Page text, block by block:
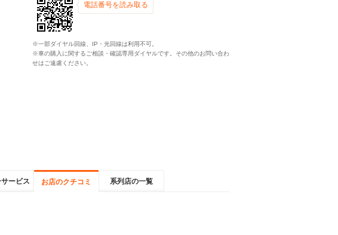
電話番号を読み取る
※一部ダイヤル回線、IP・光回線は利用不可。
※車の購入に関するご相談・確認専用ダイヤルです。その他のお問い合わ
せはご遠慮ください。
ービス お店のクチコミ 系列店の一覧